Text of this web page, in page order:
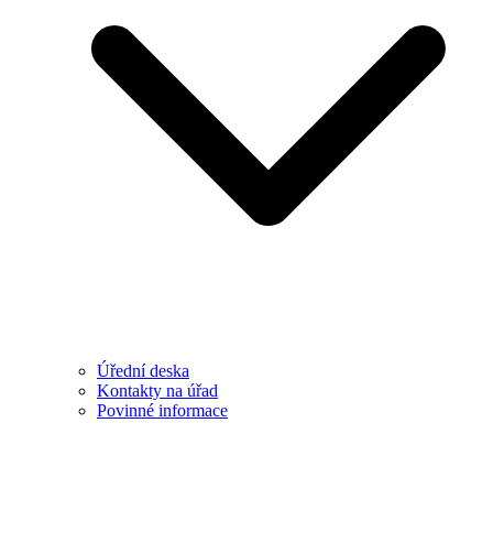
Úřední deska
Kontakty na úřad
Povinné informace